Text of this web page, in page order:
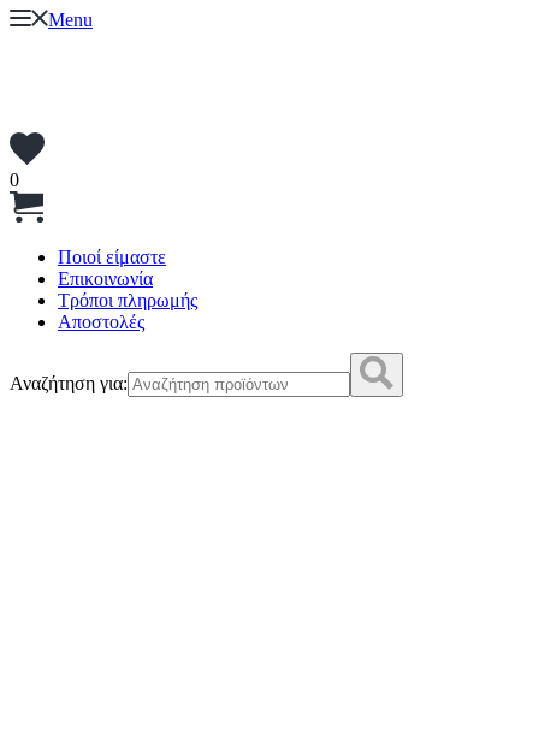
Menu
0
Ποιοί είμαστε
Επικοινωνία
Τρόποι πληρωμής
Αποστολές
Αναζήτηση για: